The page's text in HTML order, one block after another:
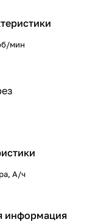
мин
А/ч
информация